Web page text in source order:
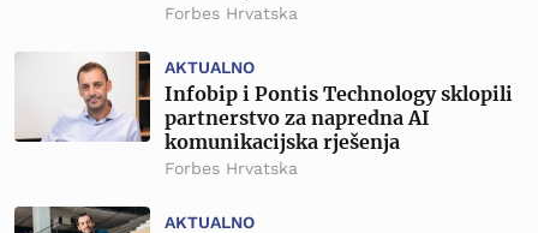
Forbes Hrvatska
AKTUALNO
Infobip i Pontis Technology sklopili
partnerstvo za napredna AI
komunikacijska rješenja
Forbes Hrvatska
AKTUALNO